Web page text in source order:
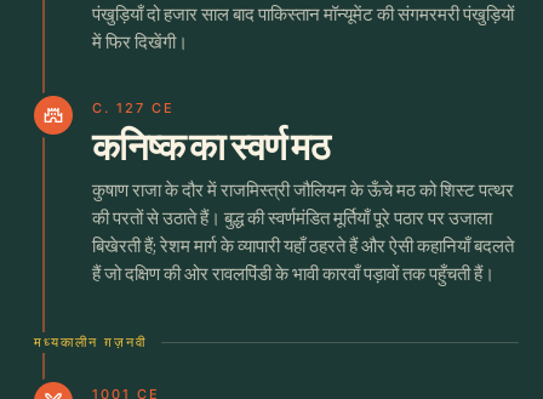
पंखुड़ियाँ दो हजार साल बाद पाकिस्तान मॉन्यूमेंट की संगमरमरी पंखुड़ियों
में फिर दिखेंगी।
castle C. 127 CE
कनिष्क का स्वर्ण मठ
कुषाण राजा के दौर में राजमिस्त्री जौलियन के ऊँचे मठ को शिस्ट पत्थर
की परतों से उठाते हैं। बुद्ध की स्वर्णमंडित मूर्तियाँ पूरे पठार पर उजाला
बिखेरती हैं; रेशम मार्ग के व्यापारी यहाँ ठहरते हैं और ऐसी कहानियाँ बदलते
हैं जो दक्षिण की ओर रावलपिंडी के भावी कारवाँ पड़ावों तक पहुँचती हैं।
मध्यकालीन ग़ज़नवी
1001 CE